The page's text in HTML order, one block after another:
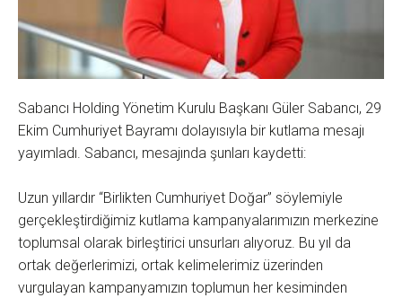
Sabancı Holding Yönetim Kurulu Başkanı Güler Sabancı, 29
Ekim Cumhuriyet Bayramı dolayısıyla bir kutlama mesajı
yayımladı. Sabancı, mesajında şunları kaydetti:
Uzun yıllardır “Birlikten Cumhuriyet Doğar” söylemiyle
gerçekleştirdiğimiz kutlama kampanyalarımızın merkezine
toplumsal olarak birleştirici unsurları alıyoruz. Bu yıl da
ortak değerlerimizi, ortak kelimelerimiz üzerinden
vurgulayan kampanyamızın toplumun her kesiminden